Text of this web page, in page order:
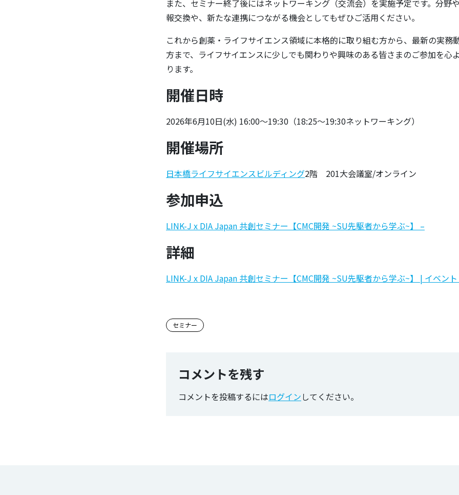
また、セミナー終了後にはネットワーキング（交流会）を実施予定です。分野
報交換や、新たな連携につながる機会としてもぜひご活用ください。
これから創薬・ライフサイエンス領域に本格的に取り組む方から、最新の実務
方まで、ライフサイエンスに少しでも関わりや興味のある皆さまのご参加を心
ります。
開催日時
2026年6月10日(水) 16:00～19:30（18:25～19:30ネットワーキング）
開催場所
日本橋ライフサイエンスビルディング2階 201大会議室/オンライン
参加申込
LINK-J x DIA Japan 共創セミナー【CMC開発 ~SU先駆者から学ぶ~】 –
詳細
LINK-J x DIA Japan 共創セミナー【CMC開発 ~SU先駆者から学ぶ~】 | イベン
この記事のタグ
セミナー
コメントを残す
コメントを投稿するにはログインしてください。